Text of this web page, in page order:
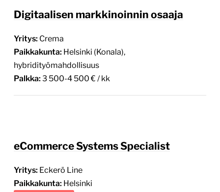
Digitaalisen markkinoinnin osaaja
Yritys: Crema
Paikkakunta: Helsinki (Konala),
hybridityömahdollisuus
Palkka: 3 500-4 500 € / kk
eCommerce Systems Specialist
Yritys: Eckerö Line
Paikkakunta: Helsinki